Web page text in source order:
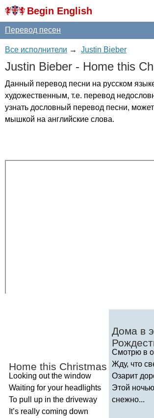
Begin English
Перевод песен
Все исполнители → Justin Bieber
Justin Bieber - Home this
Данный перевод песни на русском
художественным, т.е. перевод
узнать дословный перевод песни,
мышкой на английские слова.
Home this Christmas
Looking out the window
Waiting for your headlights
To pull up in the driveway
It’s really coming down
Дома в
Смотрю в
Жду, что
Озарит
Этой
снежно...